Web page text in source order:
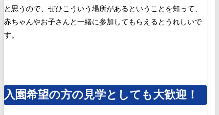
と思うので、ぜひこういう場所があるということを知って、
赤ちゃんやお子さんと一緒に参加してもらえるとうれしいで
す。
入園希望の方の見学としても大歓迎！